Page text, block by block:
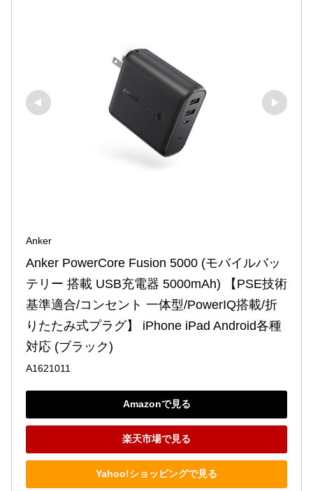
Anker
Anker PowerCore Fusion 5000 (モバイルバッ
テリー 搭載 USB充電器 5000mAh) 【PSE技術
基準適合/コンセント 一体型/PowerIQ搭載/折
りたたみ式プラグ】 iPhone iPad Android各種
対応 (ブラック)
A1621011
Amazonで見る
楽天市場で見る
Yahoo!ショッピングで見る